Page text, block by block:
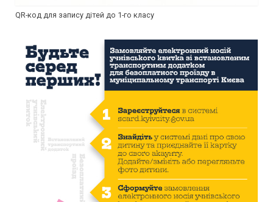
QR-код для запису дітей до 1-го класу